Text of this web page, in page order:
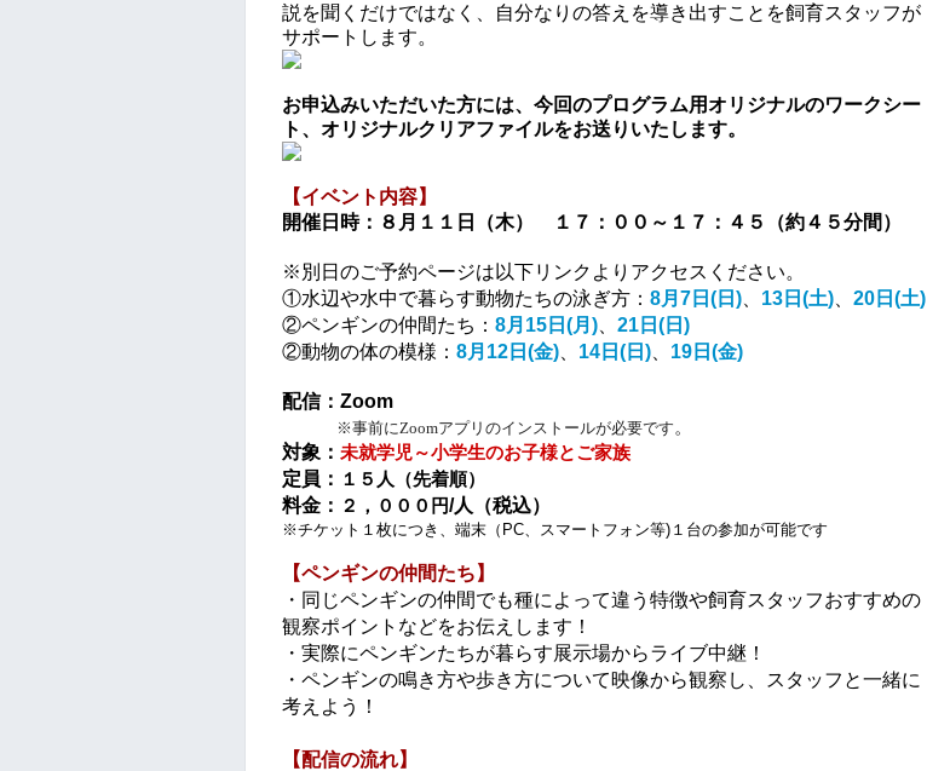
説を聞くだけではなく、自分なりの答えを導き出すことを飼育スタッフが
サポートします。
お申込みいただいた方には、今回のプログラム用オリジナルのワークシー
ト、オリジナルクリアファイルをお送りいたします。
【イベント内容】
開催日時：８ 月１１日（木） １７：００～１７：４５（約４５分間）
※別日のご予約ページは以下リンクよりアクセスください。
①水辺や水中で暮らす動物たちの泳ぎ方： 8月7日(日) 13日(土)
20日(土)
②ペンギンの仲間たち： 8月 15日(月)
21日(日)
②動物の体の模様： 8月12日(金) 14日(日) 19日(金)
配信：Zoom
※事前にZoomアプリのインストールが必要です 。
対象： 未就学児～小学生のお子様とご家族
定員： １５人（先着順）
料金： ２，０００円/人（税込）
※チケット１枚につき、端末（PC、スマートフォン等)１台の参加が可能です
【ペンギンの仲間たち 】
・同じペンギンの仲間でも種によって違う特徴や飼育スタッフおすすめの
観察ポイントなどをお伝えします！
・実際にペンギンたちが暮らす展示場からライブ中継！
・ペンギンの鳴き方や歩き方について映像から観察し、スタッフと一緒に
考えよう！
【配信の流れ】